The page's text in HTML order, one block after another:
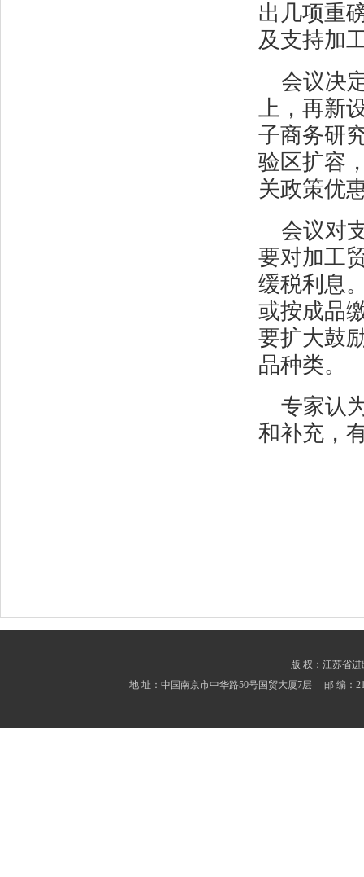
出几项重
及支持加
会议决
上，再新
子商务研
验区扩容
关政策优
会议对
要对加工
缓税利息
或按成品
要扩大鼓
品种类。
专家认
和补充，
版 权：江苏省
地 址：中国南京市中华路50号国贸大厦7层 邮 编：